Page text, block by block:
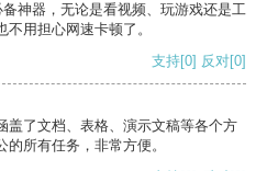
神器，无论是看视频、玩游戏还是工
用担心网速卡顿了。
支持[0] 反对[0]
盖了文档、表格、演示文稿等各个方
所有任务，非常方便。